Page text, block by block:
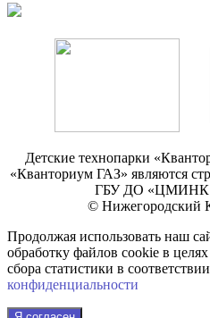
Детские технопарки
«Кванториум ГАЗ» являются
ГБУ ДО «ЦМИНК
© Нижегородский
Продолжая использовать наш
обработку файлов cookie в
сбора статистики в
конфиденциальности